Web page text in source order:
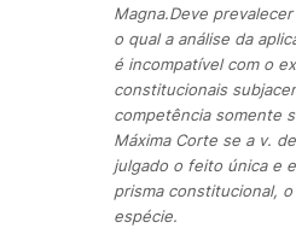
Magna.Deve
o qual a análise da
é incompatível com o
constitucionais
competência somente
Máxima Corte se a v.
julgado o feito única e
prisma constitucional,
espécie.